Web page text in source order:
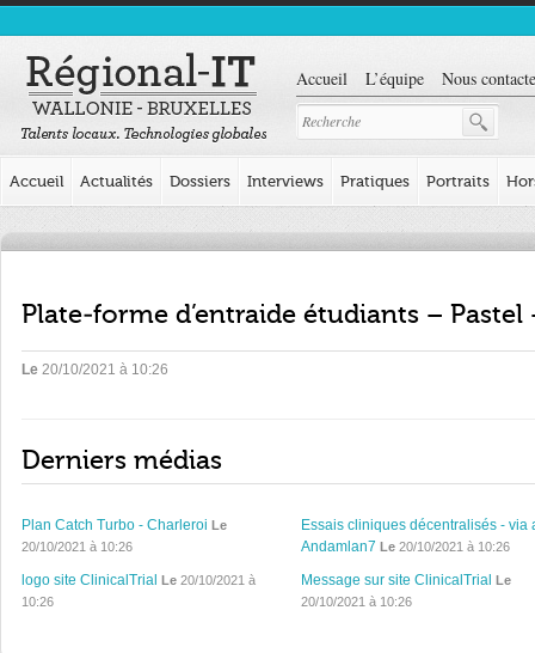
Accueil L’équipe Nous
Accueil Actualités Dossiers Interviews Pratiques Portraits
Plate-forme d’entraide étudiants –
Le 20/10/2021 à 10:26
Derniers médias
Plan Catch Turbo - Charleroi Le
20/10/2021 à 10:26
Essais cliniques décentralisés - via
Andamlan7 Le20/10/2021 à 10:26
logo site ClinicalTrial Le 20/10/2021 à
10:26
Message sur site ClinicalTrial Le
20/10/2021 à 10:26